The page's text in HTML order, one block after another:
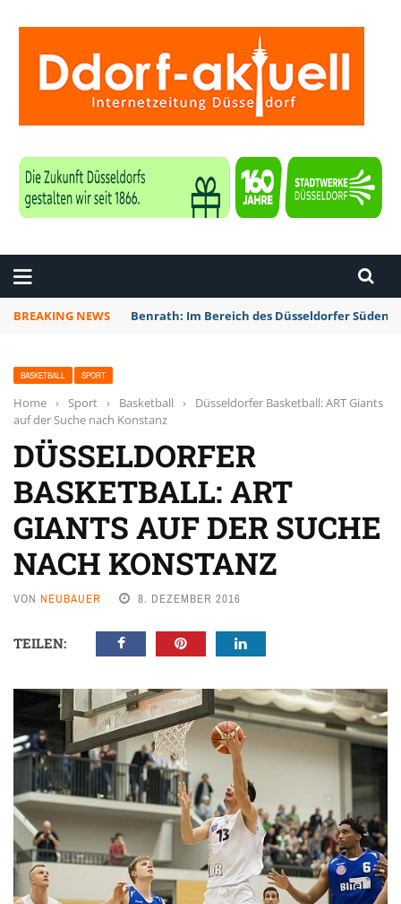
BREAKING NEWS Benrath: Im Bereich des Düsseldorfer
BASKETBALL SPORT
Home › Sport › Basketball ›
Düsseldorfer Basketball: ART Giants
auf der Suche nach Konstanz
DÜSSELDORFER
BASKETBALL: ART
GIANTS AUF DER SUCHE
NACH KONSTANZ
VON NEUBAUER 8. DEZEMBER 2016
TEILEN: